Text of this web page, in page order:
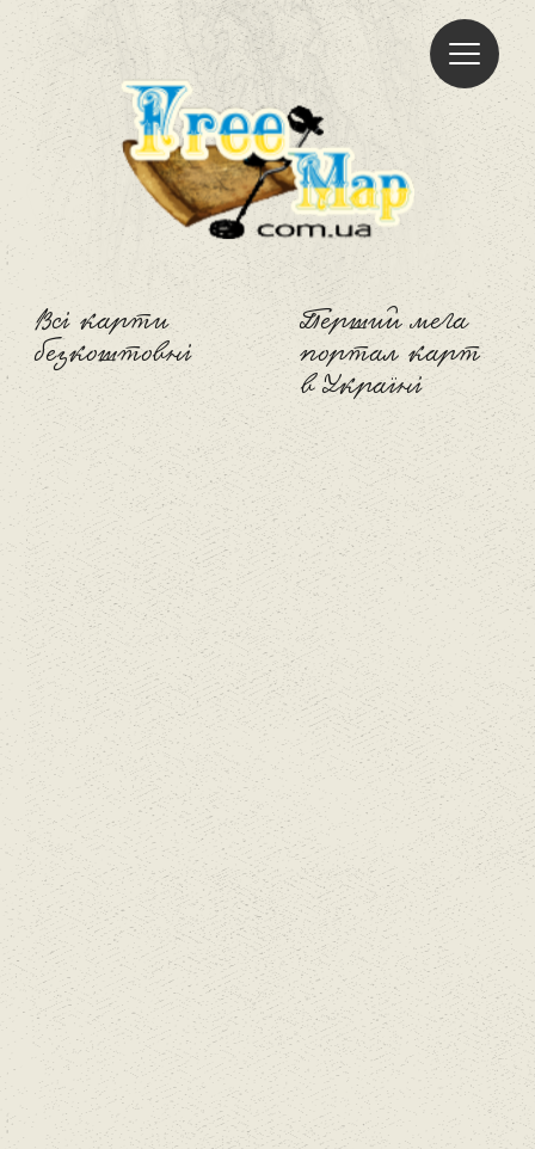
Всі карти
безкоштовні
Freemap
Перший мега
портал карт
в Україні